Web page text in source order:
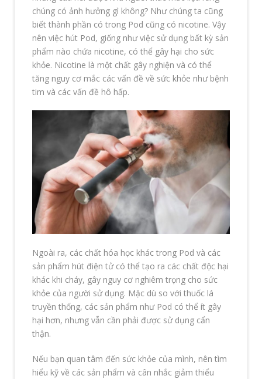
chúng có ảnh hưởng gì không? Như chúng ta cũng
biết thành phần có trong Pod cũng có nicotine. Vậy
nên việc hút Pod, giống như việc sử dụng bất kỳ sản
phẩm nào chứa nicotine, có thể gây hại cho sức
khỏe. Nicotine là một chất gây nghiện và có thể
tăng nguy cơ mắc các vấn đề về sức khỏe như bệnh
tim và các vấn đề hô hấp.
Ngoài ra, các chất hóa học khác trong Pod và các
sản phẩm hút điện tử có thể tạo ra các chất độc hại
khác khi cháy, gây nguy cơ nghiêm trọng cho sức
khỏe của người sử dụng. Mặc dù so với thuốc lá
truyền thống, các sản phẩm như Pod có thể ít gây
hại hơn, nhưng vẫn cần phải được sử dụng cẩn
thận.
Nếu bạn quan tâm đến sức khỏe của mình, nên tìm
hiểu kỹ về các sản phẩm và cân nhắc giảm thiểu